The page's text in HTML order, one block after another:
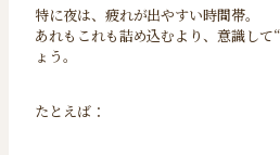
特に夜は、疲れが出やすい時間帯。
あれもこれも詰め込むより、意識して
ょう。
たとえば：